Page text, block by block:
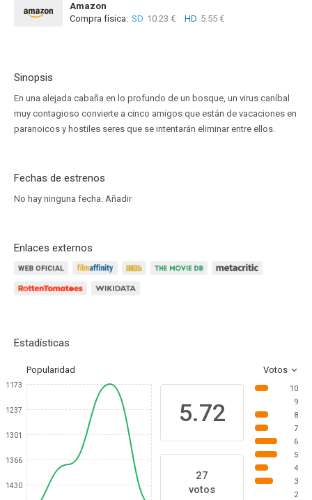
Amazon
Compra física: SD 10.23 € HD 5.55 €
Sinopsis
En una alejada cabaña en lo profundo de un bosque, un virus caníbal
muy contagioso convierte a cinco amigos que están de vacaciones en
paranoicos y hostiles seres que se intentarán eliminar entre ellos.
Fechas de estrenos
No hay ninguna fecha. Añadir
Enlaces externos
Estadísticas
Popularidad Votos
1173
1237
1301
1366
1430
5.72
27
votos
10
9
8
7
6
5
4
3
2